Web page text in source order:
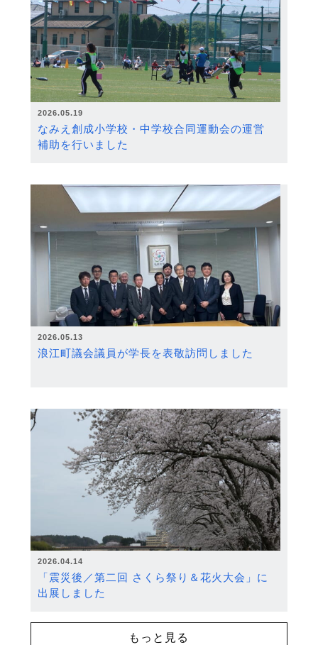
2026.05.19
なみえ創成小学校・中学校合同運動会の運営
補助を行いました
2026.05.13
浪江町議会議員が学長を表敬訪問しました
2026.04.14
「震災後／第二回 さくら祭り＆花火大会」に
出展しました
もっと見る